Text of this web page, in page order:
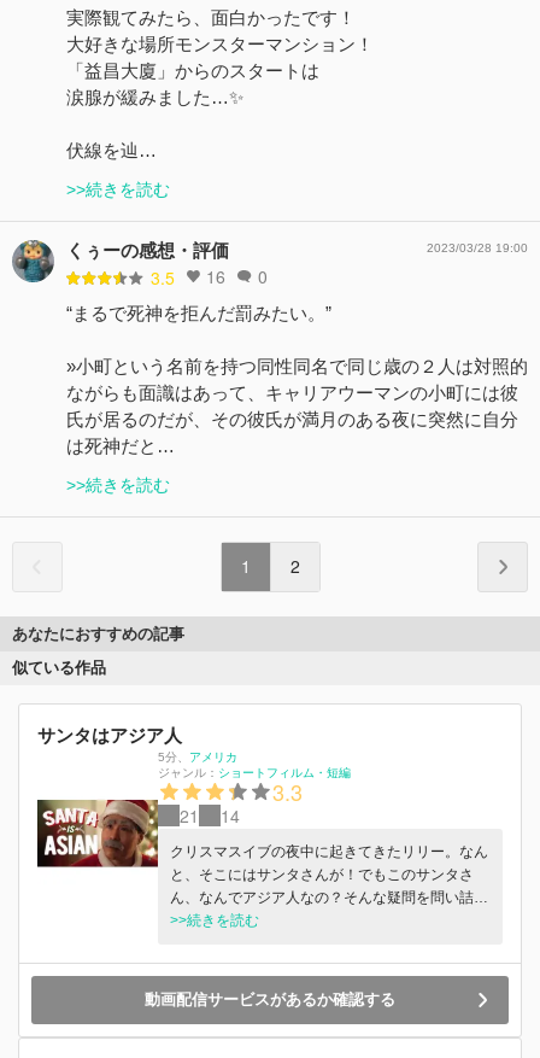
実際観てみたら、面白かったです！
大好きな場所モンスターマンション！
「益昌大廈」からのスタートは
涙腺が緩みました…✨
伏線を辿…
>>続きを読む
くぅーの感想・評価
3.5 16 0
2023/03/28 19:00
“まるで死神を拒んだ罰みたい。”
»小町という名前を持つ同性同名で同じ歳の２人は対照的
ながらも面識はあって、キャリアウーマンの小町には彼
氏が居るのだが、その彼氏が満月のある夜に突然に自分
は死神だと…
>>続きを読む
1 2
あなたにおすすめの記事
似ている作品
サンタはアジア人
5分
アメリカ
ジャンル： ショートフィルム・短編
3.3
21 14
クリスマスイブの夜中に起きてきたリリー。なん
と、そこにはサンタさんが！でもこのサンタさ
ん、なんでアジア人なの？そんな疑問を問い詰め
るリリー。果たして、サンタさんの意外な答えと
>>続きを読む
動画配信サービスがあるか確認する